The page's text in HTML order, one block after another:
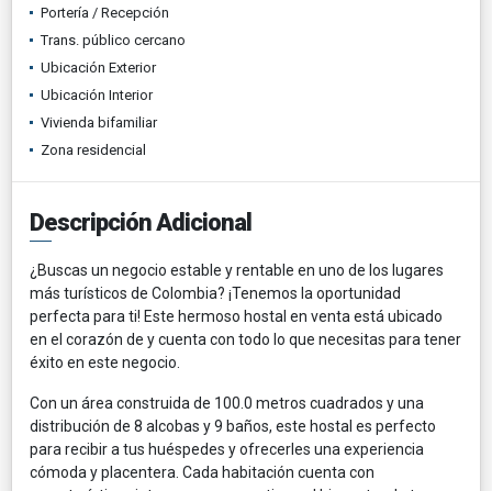
Portería / Recepción
Trans. público cercano
Ubicación Exterior
Ubicación Interior
Vivienda bifamiliar
Zona residencial
Descripción Adicional
¿Buscas un negocio estable y rentable en uno de los lugares
más turísticos de Colombia? ¡Tenemos la oportunidad
perfecta para ti! Este hermoso hostal en venta está ubicado
en el corazón de y cuenta con todo lo que necesitas para tener
éxito en este negocio.
Con un área construida de 100.0 metros cuadrados y una
distribución de 8 alcobas y 9 baños, este hostal es perfecto
para recibir a tus huéspedes y ofrecerles una experiencia
cómoda y placentera. Cada habitación cuenta con